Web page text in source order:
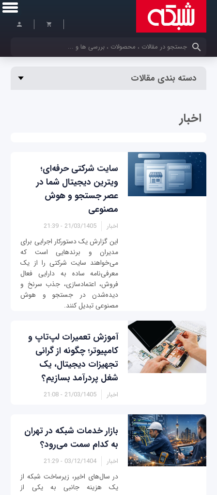
کلمات کلیدی خود را وارد کنید
دسته بندی مقالات
اخبار
سایت شرکتی حرفه‌ای؛
ویترین دیجیتال شما در
عصر جستجو و هوش
مصنوعی
اخبار 21/03/1405 - 21:39
این گزارش یک دستورکار اجرایی برای
مدیران و برندهایی است که
می‌خواهند سایت شرکتی را از یک
معرفی‌نامه ساده به دارایی فعال
فروش، اعتمادسازی، جذب سرنخ و
دیده‌شدن در جستجو و هوش
مصنوعی تبدیل کنند.
آموزش تعمیرات لپ‌تاپ و
کامپیوتر؛ چگونه از گرانی
تجهیزات دیجیتال، یک
شغل پردرآمد بسازیم؟
اخبار 21/03/1405 - 21:08
بازار خدمات شبکه در تهران
به کدام سمت می‌رود؟
اخبار 03/12/1404 - 21:29
در سال‌های اخیر، زیرساخت شبکه از
یک هزینه جانبی به یکی از